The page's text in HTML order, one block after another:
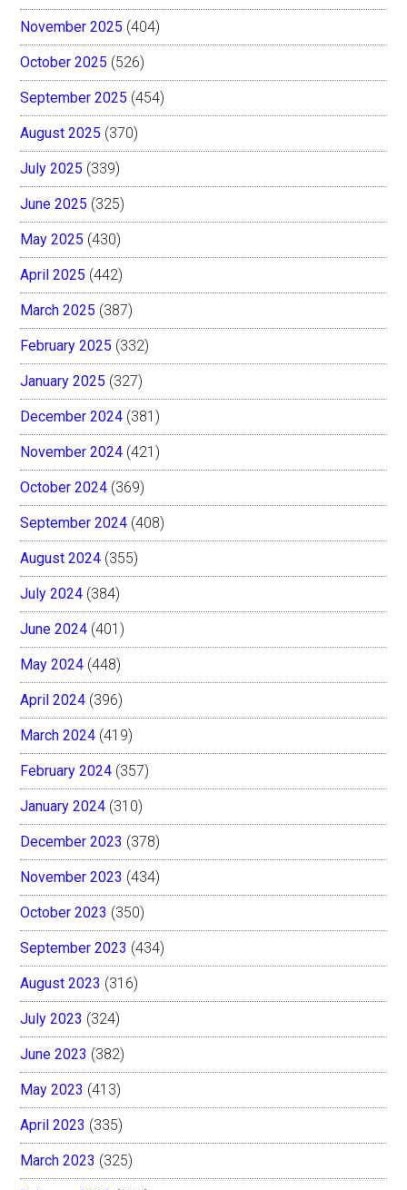
November 2025 (404)
October 2025 (526)
September 2025 (454)
August 2025 (370)
July 2025 (339)
June 2025 (325)
May 2025 (430)
April 2025 (442)
March 2025 (387)
February 2025 (332)
January 2025 (327)
December 2024 (381)
November 2024 (421)
October 2024 (369)
September 2024 (408)
August 2024 (355)
July 2024 (384)
June 2024 (401)
May 2024 (448)
April 2024 (396)
March 2024 (419)
February 2024 (357)
January 2024 (310)
December 2023 (378)
November 2023 (434)
October 2023 (350)
September 2023 (434)
August 2023 (316)
July 2023 (324)
June 2023 (382)
May 2023 (413)
April 2023 (335)
March 2023 (325)